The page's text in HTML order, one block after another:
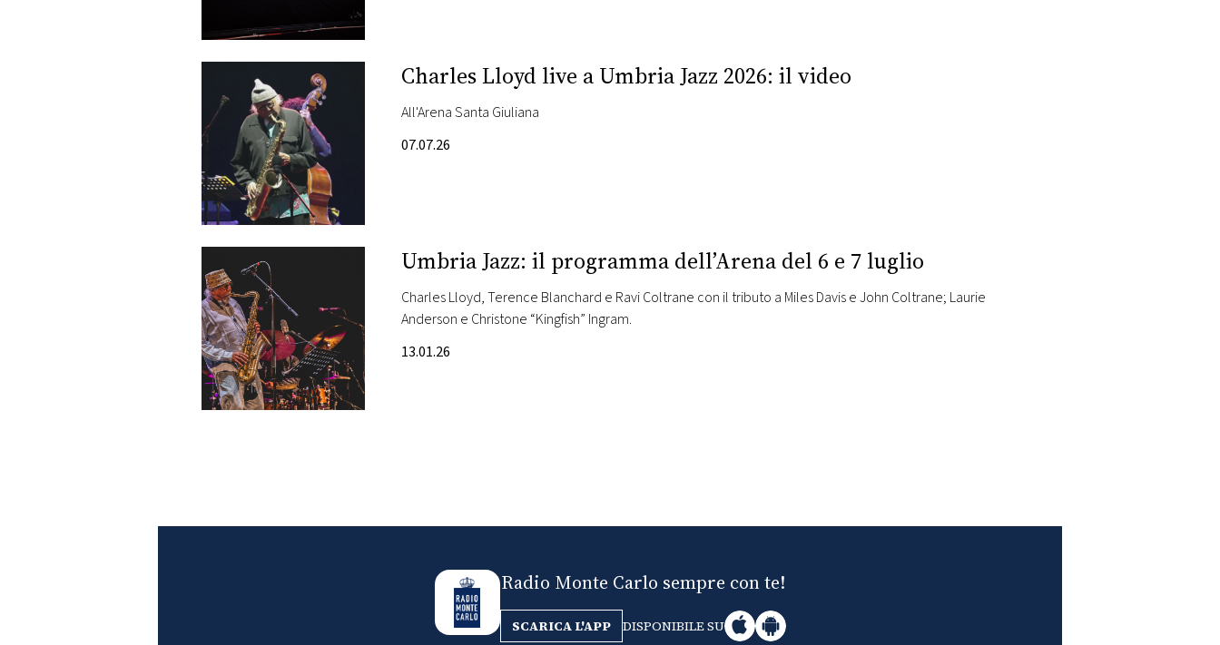
VIDEO
TV
PRINCIPATO
DI
MONACO
RMC
CONSIGLIA
Charles Lloyd live a Umbria Jazz 2026: il video
All'Arena Santa Giuliana
07.07.26
Umbria Jazz: il programma dell’Arena del 6 e 7 luglio
Charles Lloyd, Terence Blanchard e Ravi Coltrane con il tributo a Miles Davis e John Coltrane; Laurie
Anderson e Christone “Kingfish” Ingram.
13.01.26
Radio Monte Carlo sempre con te!
SCARICA L'APP DISPONIBILE SU